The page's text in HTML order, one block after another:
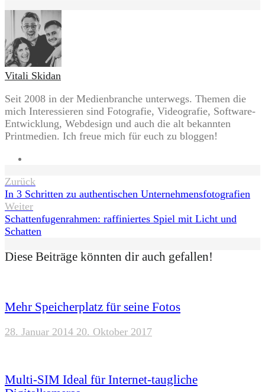
Vitali Skidan
Seit 2008 in der Medienbranche unterwegs. Themen die
mich Interessieren sind Fotografie, Videografie, Software-
Entwicklung, Webdesign und auch die alt bekannten
Printmedien. Ich freue mich für euch zu bloggen!
Beitragsnavigation
Zurück
In 3 Schritten zu authentischen Unternehmensfotografien
Weiter
Schattenfugenrahmen: raffiniertes Spiel mit Licht und
Schatten
Diese Beiträge könnten dir auch gefallen!
Mehr Speicherplatz für seine Fotos
28. Januar 2014 20. Oktober 2017
Multi-SIM Ideal für Internet-taugliche